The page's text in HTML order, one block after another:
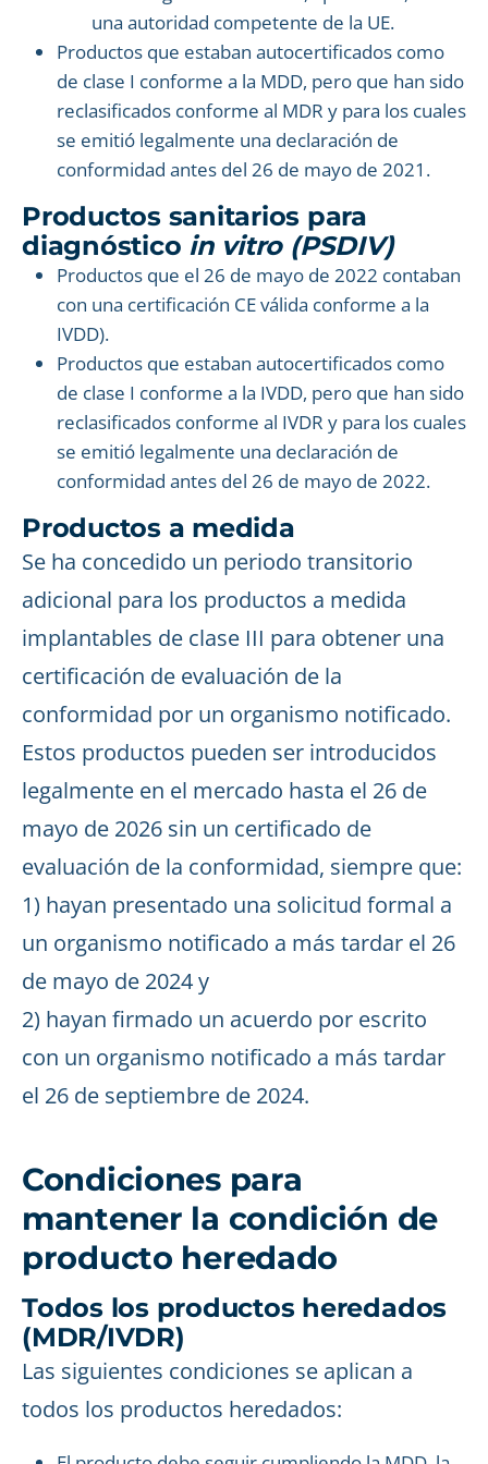
una autoridad competente de la UE.
Productos que estaban autocertificados como
de clase I conforme a la MDD, pero que han sido
reclasificados conforme al MDR y para los cuales
se emitió legalmente una declaración de
conformidad antes del 26 de mayo de 2021.
Productos sanitarios para
diagnóstico in vitro (PSDIV)
Productos que el 26 de mayo de 2022 contaban
con una certificación CE válida conforme a la
IVDD).
Productos que estaban autocertificados como
de clase I conforme a la IVDD, pero que han sido
reclasificados conforme al IVDR y para los cuales
se emitió legalmente una declaración de
conformidad antes del 26 de mayo de 2022.
Productos a medida
Se ha concedido un periodo transitorio
adicional para los productos a medida
implantables de clase III para obtener una
certificación de evaluación de la
conformidad por un organismo notificado.
Estos productos pueden ser introducidos
legalmente en el mercado hasta el 26 de
mayo de 2026 sin un certificado de
evaluación de la conformidad, siempre que:
1) hayan presentado una solicitud formal a
un organismo notificado a más tardar el 26
de mayo de 2024 y
2) hayan firmado un acuerdo por escrito
con un organismo notificado a más tardar
el 26 de septiembre de 2024.
Condiciones para
mantener la condición de
producto heredado
Todos los productos heredados
(MDR/IVDR)
Las siguientes condiciones se aplican a
todos los productos heredados: